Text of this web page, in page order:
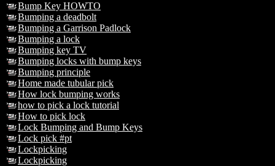
Bump Key HOWTO
Bumping a deadbolt
Bumping a Garrison Padlock
Bumping a lock
Bumping key TV
Bumping locks with bump keys
Bumping principle
Home made tubular pick
How lock bumping works
how to pick a lock tutorial
How to pick lock
Lock Bumping and Bump Keys
Lock pick #pt
Lockpicking
Lockpicking